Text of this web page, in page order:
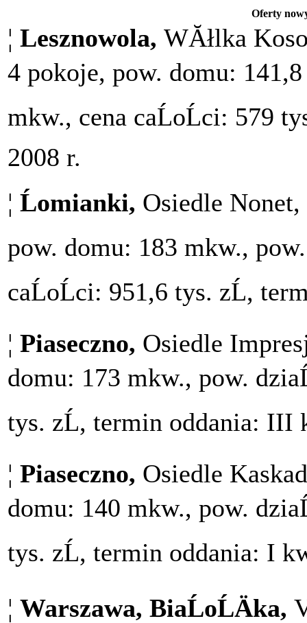
Oferty
¦ Lesznowola, WĂłlka
4 pokoje, pow. domu:
mkw., cena caĹoĹci: 579
2008 r.
¦ Ĺomianki, Osiedle
pow. domu: 183 mkw.,
caĹoĹci: 951,6 tys. zĹ,
¦ Piaseczno, Osiedle
domu: 173 mkw., pow.
tys. zĹ, termin oddania: III
¦ Piaseczno, Osiedle
domu: 140 mkw., pow.
tys. zĹ, termin oddania: I
¦ Warszawa, BiaĹoĹÄka,